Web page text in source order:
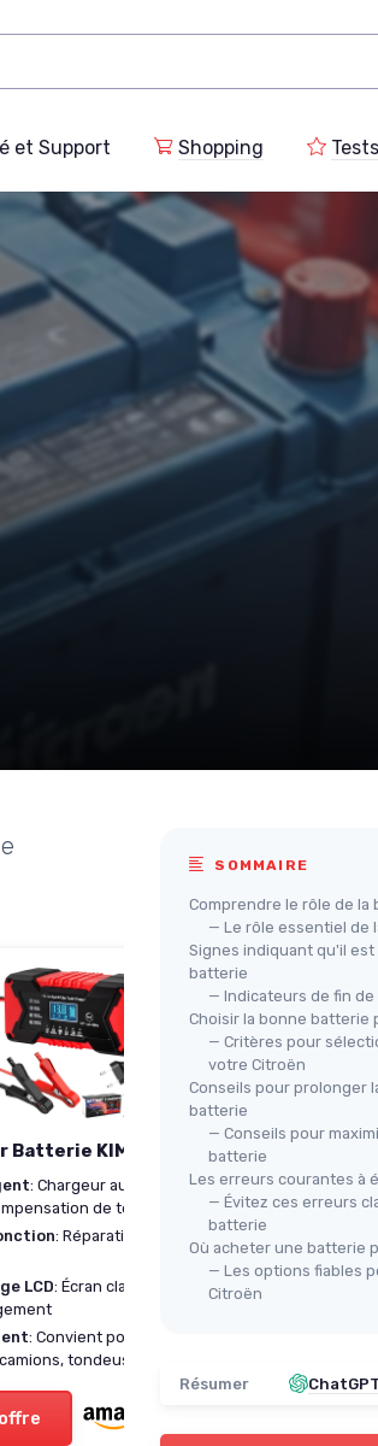
et Support Shopping
Batterie KIMIGO 12V 6A
: Chargeur automatique
de température
: Réparation de batterie
LCD: Écran clair pour suivre
: Convient pour voitures,
tondeuses, bateaux
- 10A
＋
SOMMAIRE
Comprendre le rôle de
— Le rôle essentiel de
Signes indiquant qu'il
batterie
— Indicateurs de fin
Choisir la bonne batterie
— Critères pour
votre Citroën
Conseils pour prolonger
batterie
— Conseils pour
batterie
Les erreurs courantes à
— Évitez ces erreurs
batterie
Où acheter une batterie
— Les options fiables
Citroën
Résumer ChatGPT